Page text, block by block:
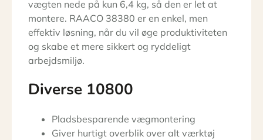
vægten nede på kun 6,4 kg, så den er let at
montere. RAACO 38380 er en enkel, men
effektiv løsning, når du vil øge produktiviteten
og skabe et mere sikkert og ryddeligt
arbejdsmiljø.
Diverse 10800
Pladsbesparende vægmontering
Giver hurtigt overblik over alt værktøj